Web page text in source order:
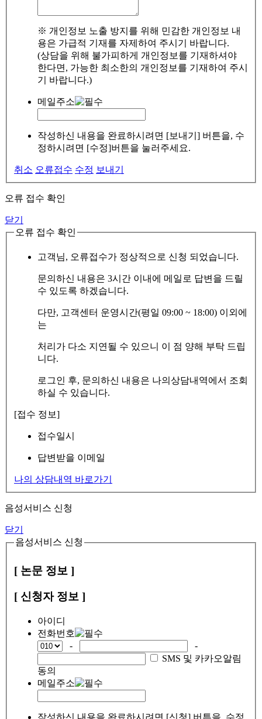
※ 개인정보 노출 방지를 위해 민감한 개인정보 내
용은 가급적 기재를 자제하여 주시기 바랍니다.
(상담을 위해 불가피하게 개인정보를 기재하셔야
한다면, 가능한 최소한의 개인정보를 기재하여 주시
기 바랍니다.)
메일주소
작성하신 내용을 완료하시려면 [보내기] 버튼을, 수
정하시려면 [수정]버튼을 눌러주세요.
취소 오류접수 수정 보내기
오류 접수 확인
닫기
오류 접수 확인
고객님, 오류접수가 정상적으로 신청 되었습니다.
문의하신 내용은 3시간 이내에 메일로 답변을 드릴
수 있도록 하겠습니다.
다만, 고객센터 운영시간(평일 09:00 ~ 18:00) 이외에
는
처리가 다소 지연될 수 있으니 이 점 양해 부탁 드립
니다.
로그인 후, 문의하신 내용은 나의상담내역에서 조회
하실 수 있습니다.
[접수 정보]
접수일시
답변받을 이메일
나의 상담내역 바로가기
음성서비스 신청
닫기
음성서비스 신청
[ 논문 정보 ]
[ 신청자 정보 ]
아이디
전화번호
-
-
SMS 및 카카오알림
동의
메일주소
작성하신 내용을 완료하시려면 [신청] 버튼을, 수정